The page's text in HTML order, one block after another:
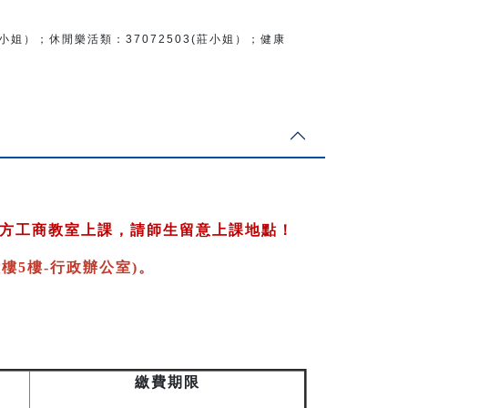
姐） ； 休閒樂活類： 37072503(莊小姐）； 健康
工商教室 上課，請師生留意上課地點！
5樓-行政辦公室)。
繳費期限